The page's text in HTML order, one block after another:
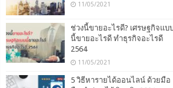
11/05/2021
ช่วงนี้ขายอะไรดี? เศรษฐกิจแบ
นี้ขายอะไรดี ทำธุรกิจอะไรดี
2564
11/05/2021
5 วิธีหารายได้ออนไลน์ ด้วยมือ